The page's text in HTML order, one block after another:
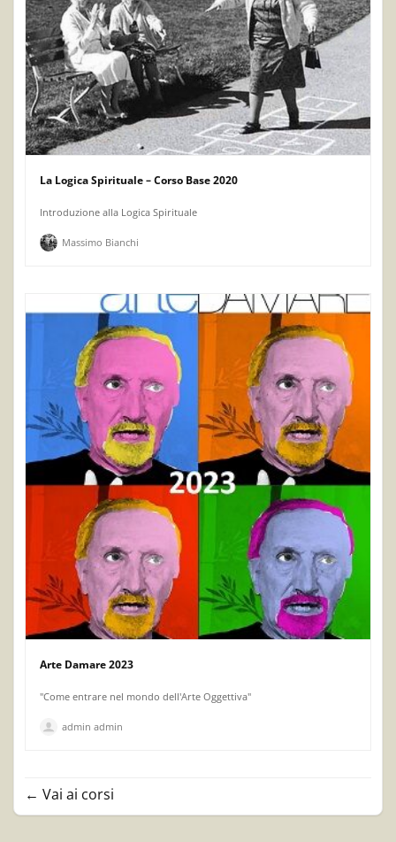
La Logica Spirituale – Corso Base 2020
Introduzione alla Logica Spirituale
Massimo Bianchi
Arte Damare 2023
"Come entrare nel mondo dell'Arte Oggettiva"
admin admin
Vai ai corsi